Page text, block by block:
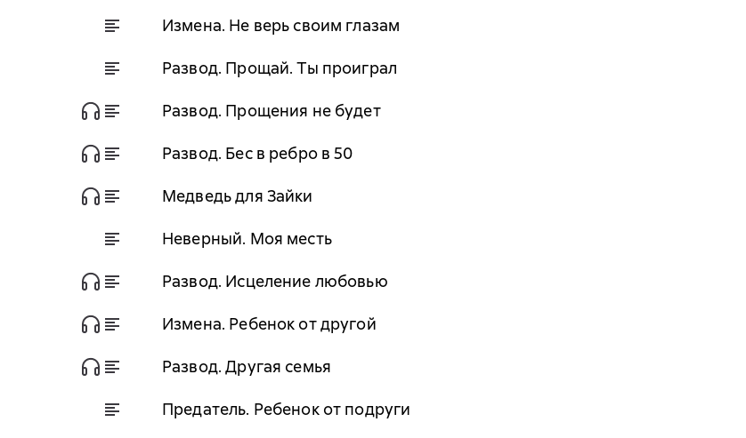
Измена. Не верь своим глазам
Развод. Прощай. Ты проиграл
Развод. Прощения не будет
Развод. Бес в ребро в 50
Медведь для Зайки
Неверный. Моя месть
Развод. Исцеление любовью
Измена. Ребенок от другой
Развод. Другая семья
Предатель. Ребенок от подруги